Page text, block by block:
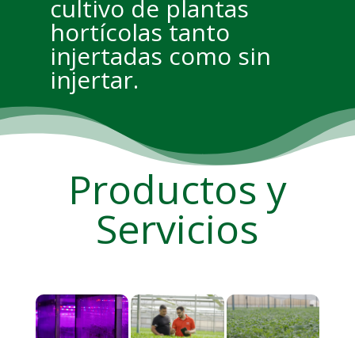
cultivo de plantas
hortícolas tanto
injertadas como sin
injertar.
Productos y
Servicios